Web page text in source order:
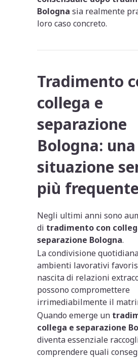
Bologna sia realmente
loro caso concreto.
Tradimento
collega e
separazione
Bologna: una
situazione
più frequente
Negli ultimi anni sono
di tradimento con
separazione Bologna.
La condivisione
ambienti lavorativi
nascita di relazioni
possono compromettere
irrimediabilmente il
Quando emerge un
collega e separazione
diventa essenziale
comprendere quali